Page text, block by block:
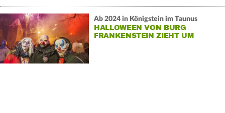
Ab 2024 in Königstein im Taunus
HALLOWEEN VON BURG
FRANKENSTEIN ZIEHT UM